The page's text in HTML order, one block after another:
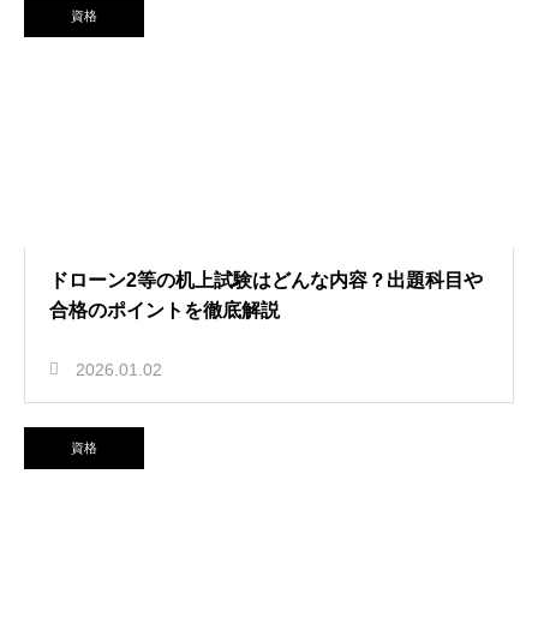
資格
ドローン2等の机上試験はどんな内容？出題科目や
合格のポイントを徹底解説
2026.01.02
資格